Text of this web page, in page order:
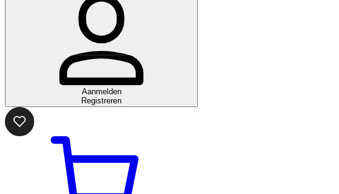
Aanmelden
Registreren